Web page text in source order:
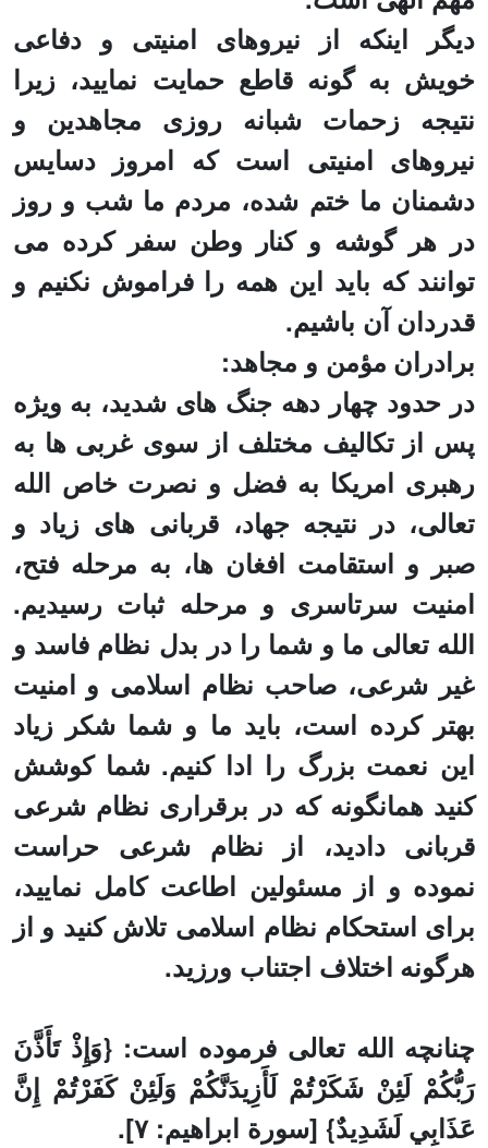
دیگر اینکه از نیروهای امنیتی و دفاعی
خویش به گونه قاطع حمایت نمایید، زیرا
نتیجه زحمات شبانه روزی مجاهدین و
نیروهای امنیتی است که امروز دسایس
دشمنان ما ختم شده، مردم ما شب و روز
در هر گوشه و کنار وطن سفر کرده می
توانند که باید این همه را فراموش نکنیم و
قدردان آن باشیم.
برادران مؤمن و مجاهد:
در حدود چهار دهه جنگ های شدید، به ویژه
پس از تکالیف مختلف از سوی غربی ها به
رهبری امریکا به فضل و نصرت خاص الله
تعالی، در نتیجه جهاد، قربانی های زیاد و
صبر و استقامت افغان ها، به مرحله فتح،
امنیت سرتاسری و مرحله ثبات رسیدیم.
الله تعالی ما و شما را در بدل نظام فاسد و
غیر شرعی، صاحب نظام اسلامی و امنیت
بهتر کرده است، باید ما و شما شکر زیاد
این نعمت بزرگ را ادا کنیم. شما کوشش
کنید همانگونه که در برقراری نظام شرعی
قربانی دادید، از نظام شرعی حراست
نموده و از مسئولین اطاعت کامل نمایید،
برای استحکام نظام اسلامی تلاش کنید و از
هرگونه اختلاف اجتناب ورزید.
چنانچه الله تعالی فرموده است:
}وَإِذْ تَأَذَّنَ
رَبُّكُمْ لَئِنْ شَكَرْتُمْ لَأَزِيدَنَّكُمْ وَلَئِنْ كَفَرْتُمْ إِنَّ
عَذَابِي لَشَدِيدٌ{
[سورة ابراهیم: ۷].